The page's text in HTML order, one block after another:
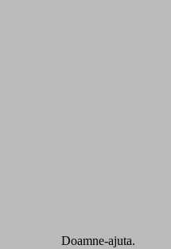
Doamne-ajuta.